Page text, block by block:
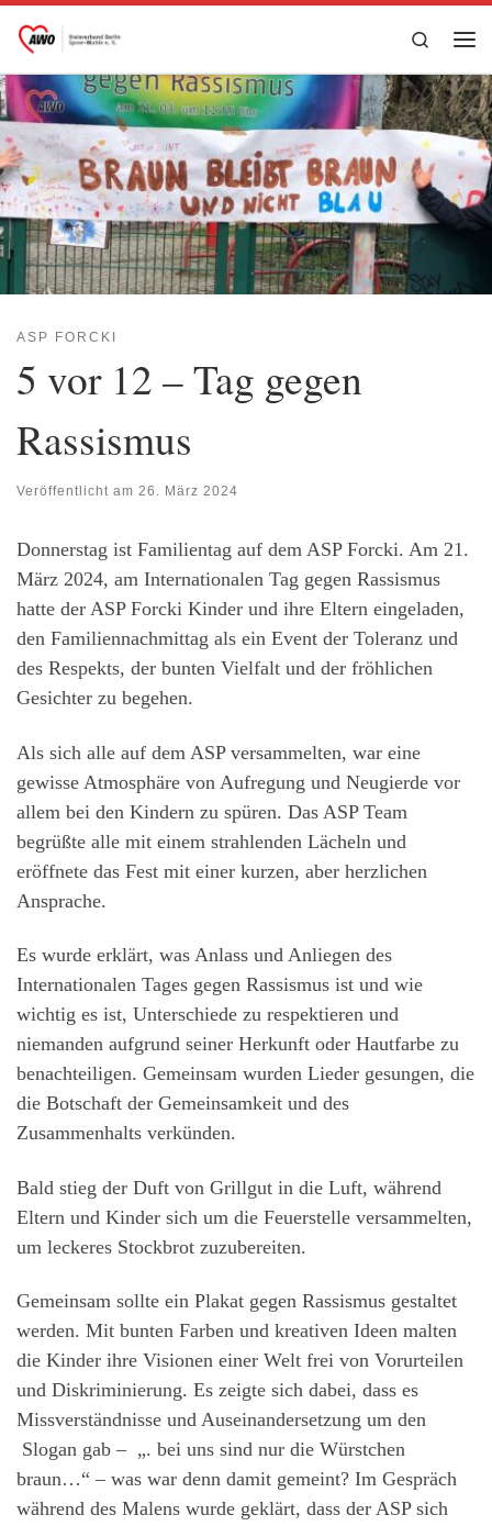
Zum Inhalt springen
Search
ASP FORCKI
5 vor 12 – Tag gegen
Rassismus
Veröffentlicht am 26. März 2024
Donnerstag ist Familientag auf dem ASP Forcki. Am 21.
März 2024, am Internationalen Tag gegen Rassismus
hatte der ASP Forcki Kinder und ihre Eltern eingeladen,
den Familiennachmittag als ein Event der Toleranz und
des Respekts, der bunten Vielfalt und der fröhlichen
Gesichter zu begehen.
Als sich alle auf dem ASP versammelten, war eine
gewisse Atmosphäre von Aufregung und Neugierde vor
allem bei den Kindern zu spüren. Das ASP Team
begrüßte alle mit einem strahlenden Lächeln und
eröffnete das Fest mit einer kurzen, aber herzlichen
Ansprache.
Es wurde erklärt, was Anlass und Anliegen des
Internationalen Tages gegen Rassismus ist und wie
wichtig es ist, Unterschiede zu respektieren und
niemanden aufgrund seiner Herkunft oder Hautfarbe zu
benachteiligen. Gemeinsam wurden Lieder gesungen, die
die Botschaft der Gemeinsamkeit und des
Zusammenhalts verkünden.
Bald stieg der Duft von Grillgut in die Luft, während
Eltern und Kinder sich um die Feuerstelle versammelten,
um leckeres Stockbrot zuzubereiten.
Gemeinsam sollte ein Plakat gegen Rassismus gestaltet
werden. Mit bunten Farben und kreativen Ideen malten
die Kinder ihre Visionen einer Welt frei von Vorurteilen
und Diskriminierung. Es zeigte sich dabei, dass es
Missverständnisse und Auseinandersetzung um den
Slogan gab – „. bei uns sind nur die Würstchen
braun…“ – was war denn damit gemeint? Im Gespräch
während des Malens wurde geklärt, dass der ASP sich